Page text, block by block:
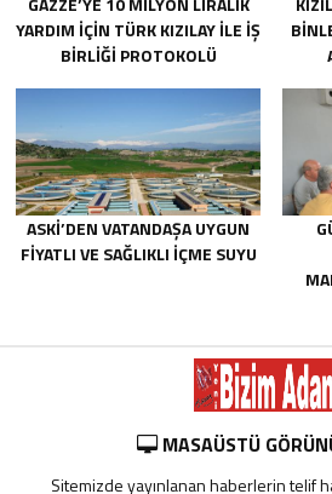
YARDIM IÇIN TÜRK KIZILAY ILE IŞ
BIRLIĞI PROTOKOLÜ
ASKİ’DEN VATANDAŞA UYGUN
FIYATLI VE SAĞLIKLI IÇME SUYU
MASAÜSTÜ
Sitemizde yayınlanan haberlerin telif